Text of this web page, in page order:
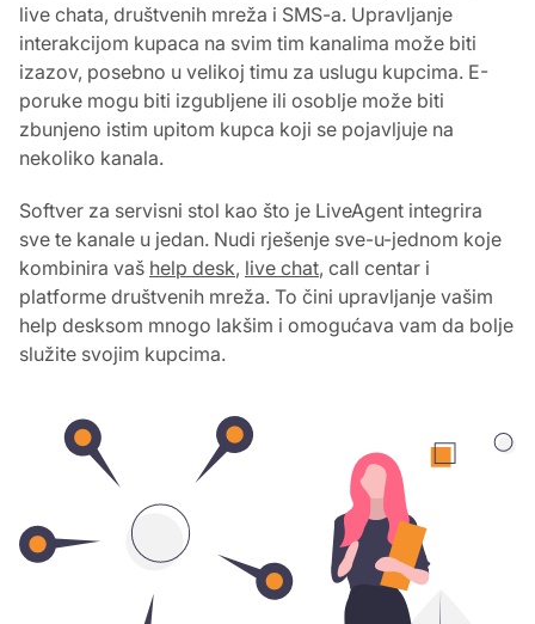
live chata, društvenih mreža i SMS-a. Upravljanje
interakcijom kupaca na svim tim kanalima može biti
izazov, posebno u velikoj timu za uslugu kupcima. E-
poruke mogu biti izgubljene ili osoblje može biti
zbunjeno istim upitom kupca koji se pojavljuje na
nekoliko kanala.
Softver za servisni stol kao što je LiveAgent integrira
sve te kanale u jedan. Nudi rješenje sve-u-jednom koje
kombinira vaš help desk, live chat, call centar i
platforme društvenih mreža. To čini upravljanje vašim
help desksom mnogo lakšim i omogućava vam da bolje
služite svojim kupcima.